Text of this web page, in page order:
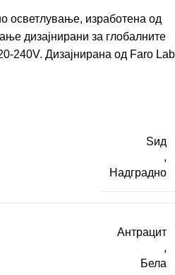
осветлување, изработена од
дизајнирани за глобалните
240V. Дизајнирана од Faro Lab
Ѕид
,
Надградно
Антрацит
,
Бела